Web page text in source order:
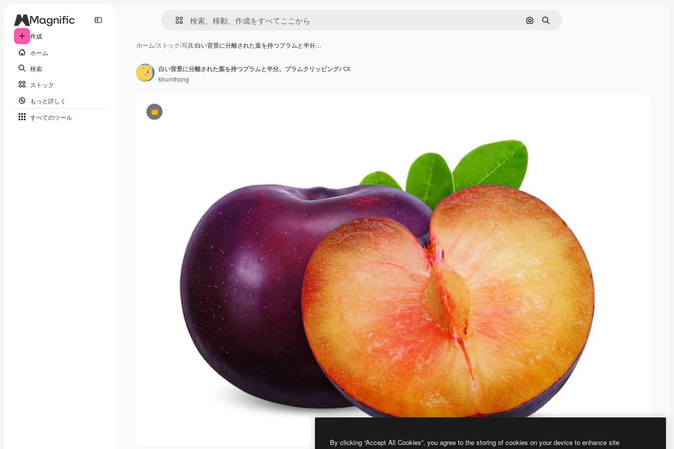
作成
ホーム
検索
ストック
もっと詳しく
すべてのツール
画像で検索
検索
ホーム/ストック/写真/白い背景に分離された葉を持つプラムと半分…
Premium
白い背景に分離された葉を持つプラムと半分。プラムクリッピングパス
khumthong
By clicking “Accept All Cookies”, you agree to the storing of cookies on your device to enhance site